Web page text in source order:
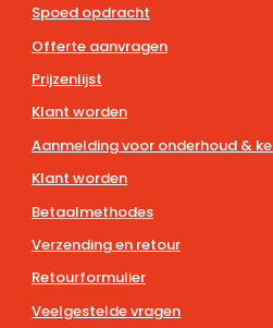
Spoed opdracht
Offerte aanvragen
Prijzenlijst
Klant worden
Aanmelding voor onderhoud &
Klant worden
Betaalmethodes
Verzending en retour
Retourformulier
Veelgestelde vragen